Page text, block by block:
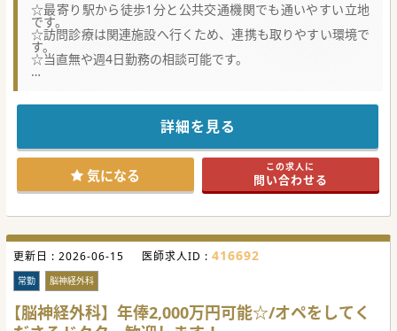
☆最寄り駅から徒歩1分と公共交通機関でも通いやすい立地
です。
☆訪問診療は関連施設へ行くため、連携も取りやすい環境で
す。
☆当直無や週4日勤務の相談可能です。
健診や内視鏡検査を行っていますが、日々の業務は比較的ゆ
駅からのアクセスも抜群ですので、是非お気軽にお問合せ下
さい。
#年度内入職可 #秋入職可
詳細を見る
気になる この求人に
問い合わせる
更新日 : 2026-06-15 医師求人ID : 416692
常勤 脳神経外科
【脳神経外科】年俸2,000万円可能☆/オペをしてく